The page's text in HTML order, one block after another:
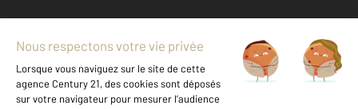
Mentions légales & CGU et Barèmes d'honoraires
Données personnelles
Gestionnaire des cookies